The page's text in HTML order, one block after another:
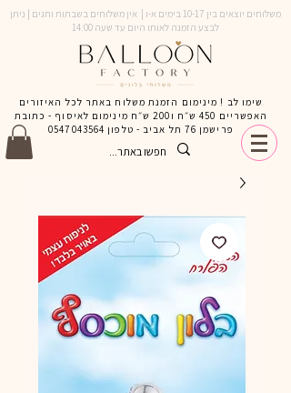
משלוחים יוצאים בין 10-17 בימים א-ו | אין משלוחים בשבתות וחגים | ניתן
לבצע הזמנה לאותו היום עד שעה 14:00
שימו לב ! מינימום הזמנת משלוח באתר לכל האיזורים
האפשריים 450 ש״ח ו200 ש״ח מינימום לאיסוף - כתובת
פרישמן 76 תל אביב - טלפון
0547043564